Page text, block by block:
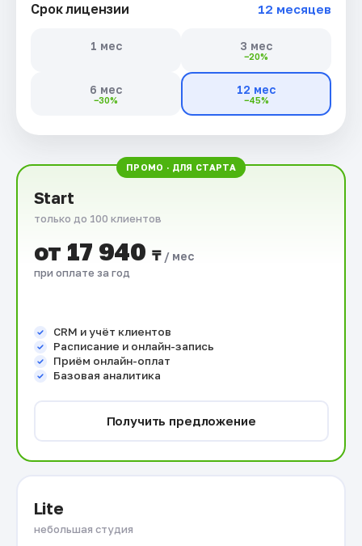
Срок лицензии 12 месяцев
1 мес 3 мес
−20%
6 мес
−30%
12 мес
−45%
ПРОМО · ДЛЯ СТАРТА
Start
только до 100 клиентов
от 17 940 ₸/ мес
при оплате за год
CRM и учёт клиентов
Расписание и онлайн-запись
Приём онлайн-оплат
Базовая аналитика
Получить предложение
Lite
небольшая студия